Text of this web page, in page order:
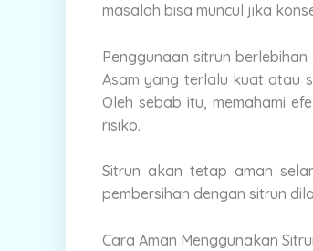
masalah bisa muncul jika
Penggunaan sitrun
Asam yang terlalu kuat atau
Oleh sebab itu, memahami
risiko.
Sitrun akan tetap aman
pembersihan dengan sitrun
Cara Aman Menggunakan